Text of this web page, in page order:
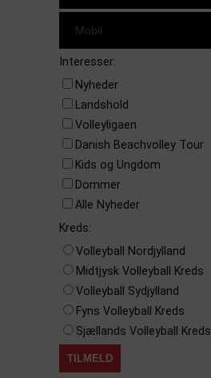
Interesser:
Nyheder
Landshold
Volleyligaen
Danish Beachvolley Tour
Kids og Ungdom
Dommer
Alle Nyheder
Kreds:
Volleyball Nordjylland
Midtjysk Volleyball Kreds
Volleyball Sydjylland
Fyns Volleyball Kreds
Sjællands Volleyball Kreds